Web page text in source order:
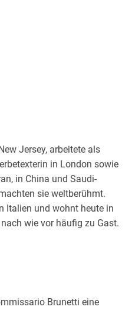
Jersey, arbeitete als
in London sowie
in China und Saudi-
sie weltberühmt.
Italien und wohnt heute in
wie vor häufig zu Gast.
Brunetti eine